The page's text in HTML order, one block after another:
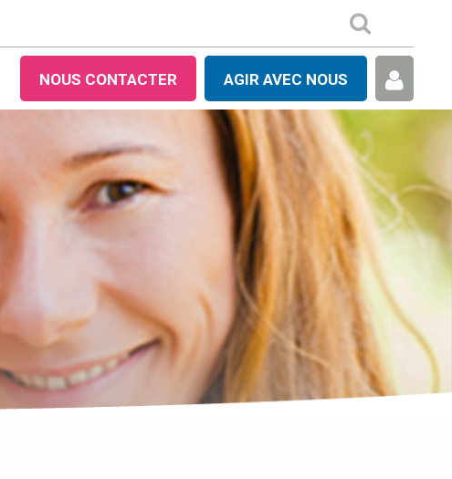
NOUS CONTACTER AGIR AVEC NOUS